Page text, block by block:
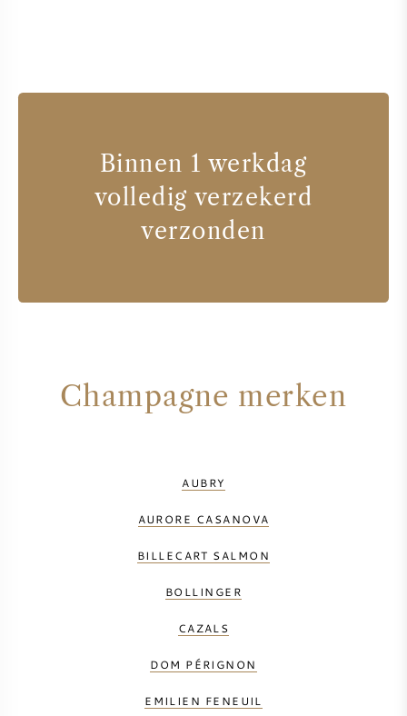
Binnen 1 werkdag
volledig verzekerd
verzonden
Champagne merken
AUBRY
AURORE CASANOVA
BILLECART SALMON
BOLLINGER
CAZALS
DOM PÉRIGNON
EMILIEN FENEUIL